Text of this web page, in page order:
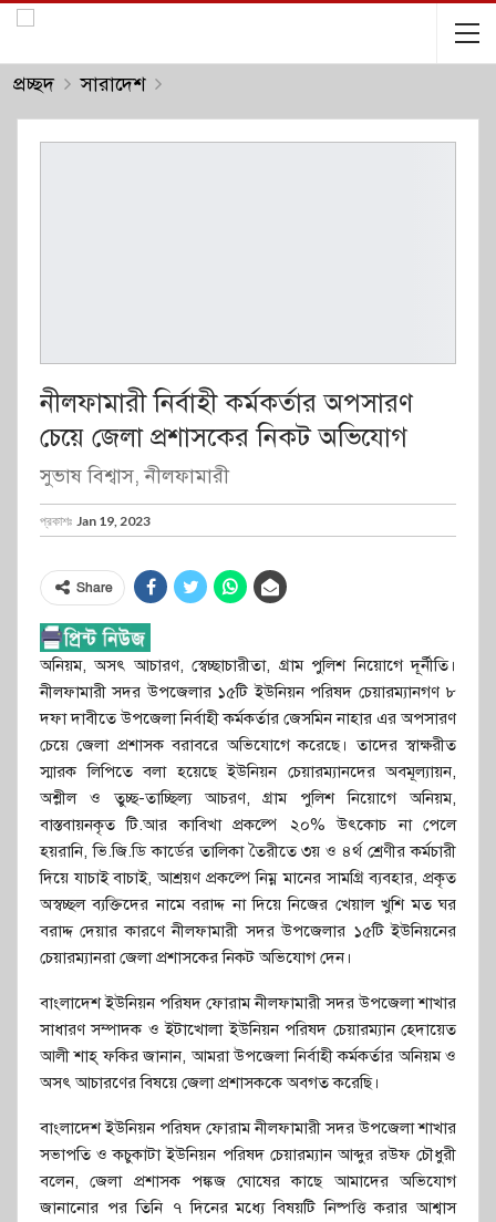
প্রচ্ছদ সারাদেশ
নীলফামারী নির্বাহী কর্মকর্তার অপসারণ
চেয়ে জেলা প্রশাসকের নিকট অভিযোগ
সুভাষ বিশ্বাস, নীলফামারী
প্রকাশঃ Jan 19, 2023
Share
অনিয়ম, অসৎ আচারণ, স্বেচ্ছাচারীতা, গ্রাম পুলিশ নিয়োগে দূর্নীতি।
নীলফামারী সদর উপজেলার ১৫টি ইউনিয়ন পরিষদ চেয়ারম্যানগণ ৮
দফা দাবীতে উপজেলা নির্বাহী কর্মকর্তার জেসমিন নাহার এর অপসারণ
চেয়ে জেলা প্রশাসক বরাবরে অভিযোগে করেছে। তাদের স্বাক্ষরীত
স্মারক লিপিতে বলা হয়েছে ইউনিয়ন চেয়ারম্যানদের অবমূল্যায়ন,
অশ্লীল ও তুচ্ছ-তাচ্ছিল্য আচরণ, গ্রাম পুলিশ নিয়োগে অনিয়ম,
বাস্তবায়নকৃত টি.আর কাবিখা প্রকল্পে ২০% উৎকোচ না পেলে
হয়রানি, ভি.জি.ডি কার্ডের তালিকা তৈরীতে ৩য় ও ৪র্থ শ্রেণীর কর্মচারী
দিয়ে যাচাই বাচাই, আশ্রয়ণ প্রকল্পে নিম্ন মানের সামগ্রি ব্যবহার, প্রকৃত
অস্বচ্ছল ব্যক্তিদের নামে বরাদ্দ না দিয়ে নিজের খেয়াল খুশি মত ঘর
বরাদ্দ দেয়ার কারণে নীলফামারী সদর উপজেলার ১৫টি ইউনিয়নের
চেয়ারম্যানরা জেলা প্রশাসকের নিকট অভিযোগ দেন।
বাংলাদেশ ইউনিয়ন পরিষদ ফোরাম নীলফামারী সদর উপজেলা শাখার
সাধারণ সম্পাদক ও ইটাখোলা ইউনিয়ন পরিষদ চেয়ারম্যান হেদায়েত
আলী শাহ্ ফকির জানান, আমরা উপজেলা নির্বাহী কর্মকর্তার অনিয়ম ও
অসৎ আচারণের বিষয়ে জেলা প্রশাসককে অবগত করেছি।
বাংলাদেশ ইউনিয়ন পরিষদ ফোরাম নীলফামারী সদর উপজেলা শাখার
সভাপতি ও কচুকাটা ইউনিয়ন পরিষদ চেয়ারম্যান আব্দুর রউফ চৌধুরী
বলেন, জেলা প্রশাসক পঙ্কজ ঘোষের কাছে আমাদের অভিযোগ
জানানোর পর তিনি ৭ দিনের মধ্যে বিষয়টি নিষ্পত্তি করার আশ্বাস